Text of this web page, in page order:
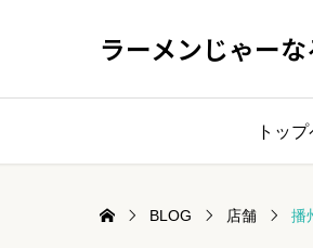
ラーメンじゃーな
トッ
BLOG 店舗 播